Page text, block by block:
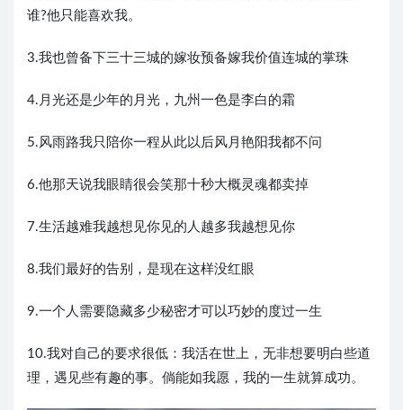
谁?他只能喜欢我。
3.我也曾备下三十三城的嫁妆预备嫁我价值连城的掌珠
4.月光还是少年的月光，九州一色是李白的霜
5.风雨路我只陪你一程从此以后风月艳阳我都不问
6.他那天说我眼睛很会笑那十秒大概灵魂都卖掉
7.生活越难我越想见你见的人越多我越想见你
8.我们最好的告别，是现在这样没红眼
9.一个人需要隐藏多少秘密才可以巧妙的度过一生
10.我对自己的要求很低：我活在世上，无非想要明白些道
理，遇见些有趣的事。倘能如我愿，我的一生就算成功。